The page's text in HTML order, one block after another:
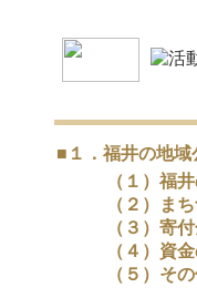
■１．福井の地
（１）福
（２）ま
（３）寄
（４）資
（５）そ